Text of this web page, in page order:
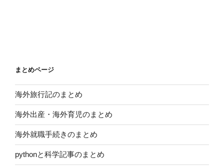
まとめページ
海外旅行記のまとめ
海外出産・海外育児のまとめ
海外就職手続きのまとめ
pythonと科学記事のまとめ